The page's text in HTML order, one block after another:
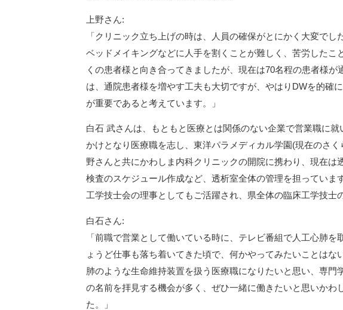
上野さん:
「クリニック立ち上げの時は、人員の確保がとにかく大変で
ベッドメイキングなどに人手を割くことが難しく、苦労したこ
くの患者様と向き合ってきましたが、現在は70名程の患者様
は、通院患者様を増やす工夫も大切ですが、やはりDWを的確
が重要であると考えています。」
白石 武さんは、もともと医療とは関係のない企業で営業職に
かけとなり医療職を志し、東洋パラメディカル学園(現在のさ
野さんと共にかわしま内科クリニックの開院に携わり、現在は
検査のスケジュール作成など、透析室全体の管理を担っていま
工学技士会の理事としてもご活躍され、県全体の臨床工学技士
白石さん:
「前職で営業として働いている時に、テレビ番組で人工心肺
ょうど仕事も落ち着いてきた頃で、何かやってみたいことは
肺のような生命維持装置を扱う医療職になりたいと思い、専
の名前を拝見する機会が多く、ぜひ一緒に働きたいと思いかわ
た。」